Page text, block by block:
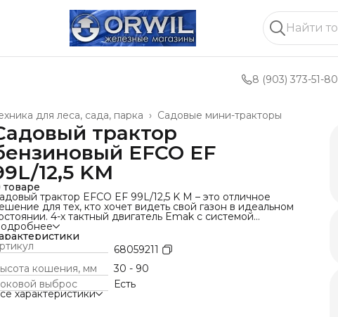
8 (903) 373-51-80
Садовые мини-тракторы
для леса, сада, парка ›
трактор
EFCO EF
12,5 KM
трактор EFCO EF 99L/12,5 K M – это отличное
для тех, кто хочет видеть свой газон в идеальном
4-х тактный двигатель Emak с системой
от аккумулятора имеет макс. мощность 12,5
что в совокупности с шириной кошения 98 см (2 ножа),
косить даже очень жесткую и густую траву.
99L/12,5 KM имеет 7 ступеней высоты кошения (30 – 90
Механическая трансмиссия с 5 скоростями вперед и 1
выбор скорости движения осуществляется с
рычага.
оснащена 2 роторными ножами, окном для бокового
68059211
кошения, мм
30 - 90
выброс
Есть
характеристики